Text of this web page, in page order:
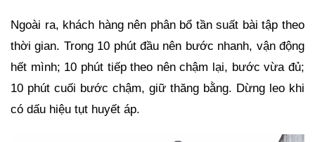
Ngoài ra, khách hàng nên phân bổ tần suất bài tập theo
thời gian. Trong 10 phút đầu nên bước nhanh, vận động
hết mình; 10 phút tiếp theo nên chậm lại, bước vừa đủ;
10 phút cuối bước chậm, giữ thăng bằng. Dừng leo khi
có dấu hiệu tụt huyết áp.